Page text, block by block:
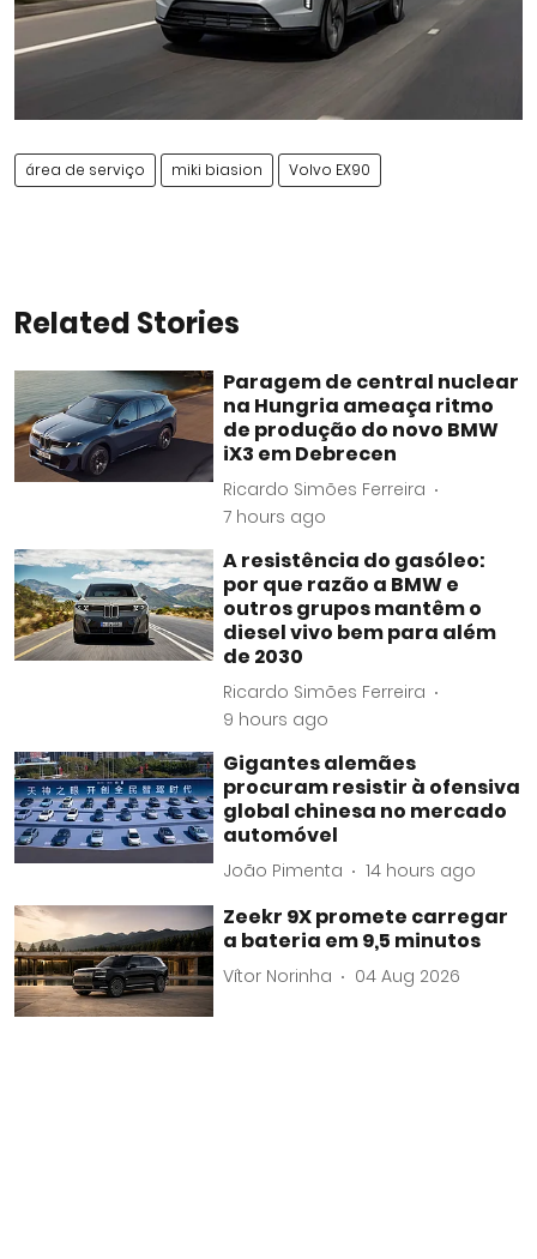
área de serviço miki biasion Volvo EX90
Related Stories
Paragem de central nuclear
na Hungria ameaça ritmo
de produção do novo BMW
iX3 em Debrecen
Ricardo Simões Ferreira
7 hours ago
A resistência do gasóleo:
por que razão a BMW e
outros grupos mantêm o
diesel vivo bem para além
de 2030
Ricardo Simões Ferreira
9 hours ago
Gigantes alemães
procuram resistir à ofensiva
global chinesa no mercado
automóvel
João Pimenta 14 hours ago
Zeekr 9X promete carregar
a bateria em 9,5 minutos
Vítor Norinha 04 Aug 2026